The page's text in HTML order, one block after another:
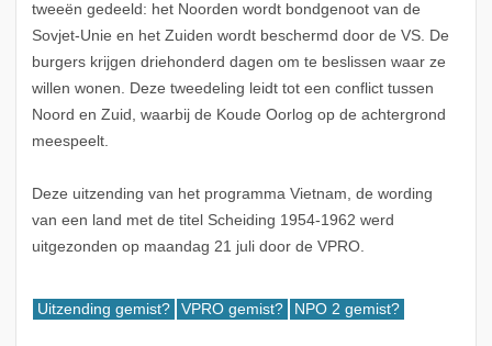
tweeën gedeeld: het Noorden wordt bondgenoot van de
Sovjet-Unie en het Zuiden wordt beschermd door de VS. De
burgers krijgen driehonderd dagen om te beslissen waar ze
willen wonen. Deze tweedeling leidt tot een conflict tussen
Noord en Zuid, waarbij de Koude Oorlog op de achtergrond
meespeelt.
Deze uitzending van het programma Vietnam, de wording
van een land met de titel Scheiding 1954-1962 werd
uitgezonden op maandag 21 juli door de VPRO.
Uitzending gemist? VPRO gemist? NPO 2 gemist?